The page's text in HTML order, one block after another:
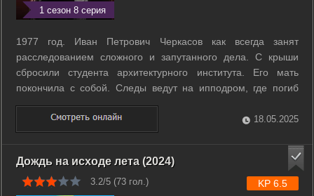
1 сезон 8 серия
1977 год. Иван Петрович Черкасов как всегда занят
расследованием сложного и запутанного дела. С крыши
сбросили студента архитектурного института. Его мать
покончила с собой. Следы ведут на ипподром, где погиб
жокей. И на окраине находят труп одного из служителей
ипподрома. Подозреваемые – жители элитного дома,
деятели культуры. ...
18.05.2025
Дождь на исходе лета (2024)
3.2/5 (73 гол.) KP 6.5